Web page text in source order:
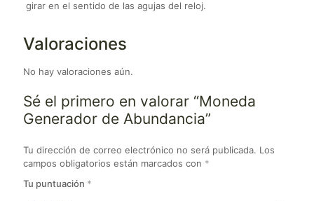
girar en el sentido de las agujas del reloj.
Valoraciones
No hay valoraciones aún.
Sé el primero en valorar “Moneda
Generador de Abundancia”
Tu dirección de correo electrónico no será publicada. Los
campos obligatorios están marcados con *
Tu puntuación *